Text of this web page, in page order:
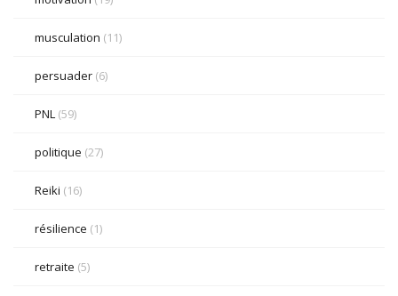
musculation (11)
persuader (6)
PNL (59)
politique (27)
Reiki (16)
résilience (1)
retraite (5)